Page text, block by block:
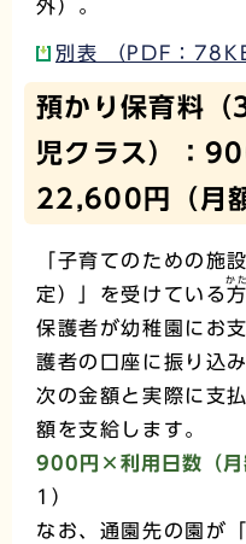
外）。
別表 （PDF：
預かり保育料（
児クラス）：
22,600円（月
「子育てのための施
定）」を受けている方
かた
保護者が幼稚園にお
護者の口座に振り込み
次の金額と実際に支
額を支給します。
900円×利用日数（月
1）
なお、通園先の園が